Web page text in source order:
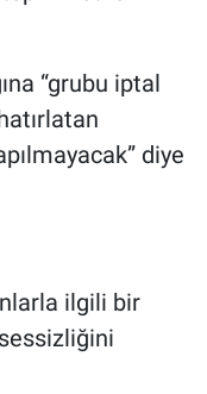
“grubu iptal
diye
ilgili bir